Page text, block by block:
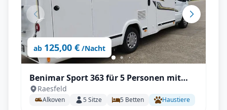
ab 125,00 € /Nacht
Benimar Sport 363 für 5 Personen mit
Einzelbetten, Solar, Autark, TV, All-
Inklusive
Raesfeld
Alkoven 5Sitze 5 Betten Haustiere